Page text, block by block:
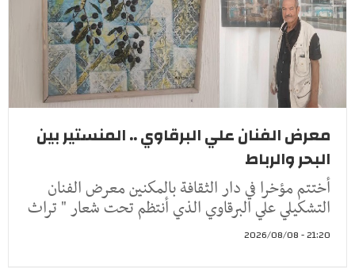
معرض الفنان علي البرقاوي .. المنستير بين
البحر والرباط
أختتم مؤخرا في دار الثقافة بالمكنين معرض الفنان
التشكيلي علي البرقاوي الذي أنتظم تحت شعار " تراث
21:20 - 2026/08/08